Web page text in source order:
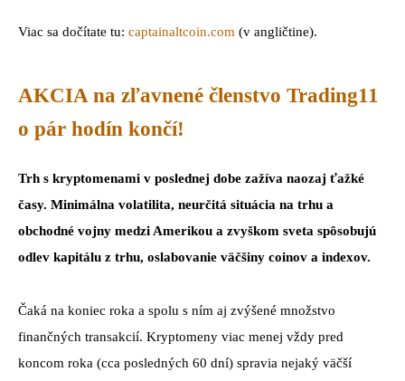
Viac sa dočítate tu: captainaltcoin.com (v angličtine).
AKCIA na zľavnené členstvo Trading11
o pár hodín končí!
Trh s kryptomenami v poslednej dobe zažíva naozaj ťažké
časy. Minimálna volatilita, neurčitá situácia na trhu a
obchodné vojny medzi Amerikou a zvyškom sveta spôsobujú
odlev kapitálu z trhu, oslabovanie väčšiny coinov a indexov.
Čaká na koniec roka a spolu s ním aj zvýšené množstvo
finančných transakcií. Kryptomeny viac menej vždy pred
koncom roka (cca posledných 60 dní) spravia nejaký väčší